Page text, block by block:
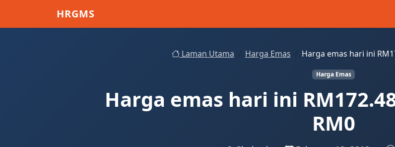
HRGMS
Laman Utama Harga Emas Harga emas hari ini
Harga Emas
Harga emas hari ini
RM0